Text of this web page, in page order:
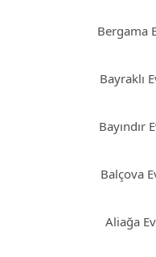
Bergama
Bayraklı
Bayındır
Balçova
Aliağa